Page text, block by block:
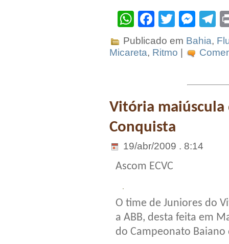
WhatsApp
Facebook
Twitter
Publicado em Bahia,
Micareta, Ritmo
Vitória maiúscula
Conquista
19/abr/2009 . 8:14
Ascom ECVC
O time de Juniores do
a ABB, desta feita em
do Campeonato Baiano